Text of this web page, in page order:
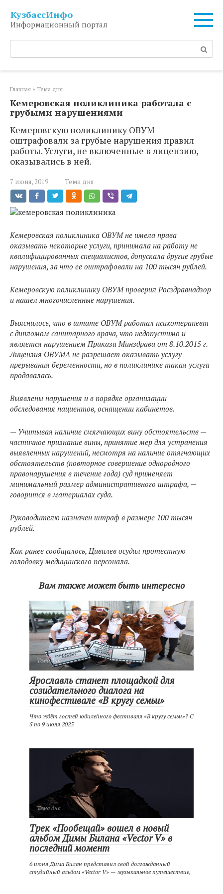
контенту
КузбассИнфо
Информационный портал
Поиск:
Главная » Тема дня
Кемеровская поликлиника работала с
грубыми нарушениями
Кемеровскую поликлинику ОВУМ
оштрафовали за грубые нарушения правил
работы. Услуги, не включенные в лицензию,
оказывались в ней.
7 июня, 2019 Тема дня
Кемеровская поликлиника ОВУМ не имела права
оказывать некоторые услуги, принимала на работу не
квалифицированных специалистов, допускала другие грубые
нарушения, за что ее оштрафовали на 100 тысяч рублей.
Кемеровскую поликлинику ОВУМ проверил Росздравнадзор
и нашел многочисленные нарушения.
Выяснилось, что в штате ОВУМ работал психотерапевт
с дипломом санитарного врача, что недопустимо и
является нарушением Приказа Минздрава от 8.10.2015 г.
Лицензия ОВУМА не разрешает оказывать услугу
прерывания беременности, но в поликлинике такая услуга
продавалась.
Выявлены нарушения и в порядке организации
обследования пациентов, оснащении кабинетов.
— Учитывая наличие смягчающих вину обстоятельств —
частичное признание вины, принятие мер для устранения
выявленных нарушений, несмотря на наличие отягчающих
обстоятельств (повторное совершение однородного
правонарушения в течение года) суд применяет
минимальный размер административного штрафа, —
говорится в материалах суда.
Руководителю назначен штраф в размере 100 тысяч
рублей.
Как ранее сообщалось, Цивилев осудил протестную
голодовку медицинского персонала.
Вам также может быть интересно
Тема дня
Ярославль станет площадкой для
созидательного диалога на
кинофестивале «В кругу семьи»
Что ждёт гостей юбилейного фестиваля «В кругу семьи»? С
5 по 9 июля 2025
Тема дня
Трек «Пообещай» вошел в новый
альбом Димы Билана «Vector V» в
последний момент
6 июня Дима Билан представил свой долгожданный
студийный альбом «Vector V» — музыкальное путешествие,